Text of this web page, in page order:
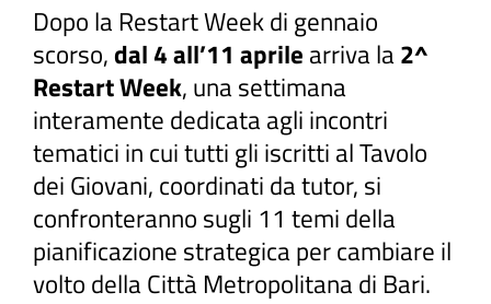
Dopo la Restart Week di gennaio
scorso,dal 4 all’11 aprile arriva la 2^
Restart Week, una settimana
interamente dedicata agli incontri
tematici in cui tutti gli iscritti al Tavolo
dei Giovani, coordinati da tutor, si
confronteranno sugli 11 temi della
pianificazione strategica per cambiare il
volto della Città Metropolitana di Bari.